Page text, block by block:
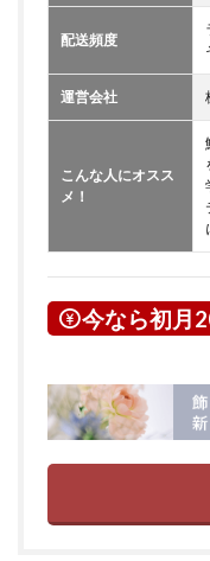
配送頻度
運営会社
こんな人にオスス
メ！
今なら初月